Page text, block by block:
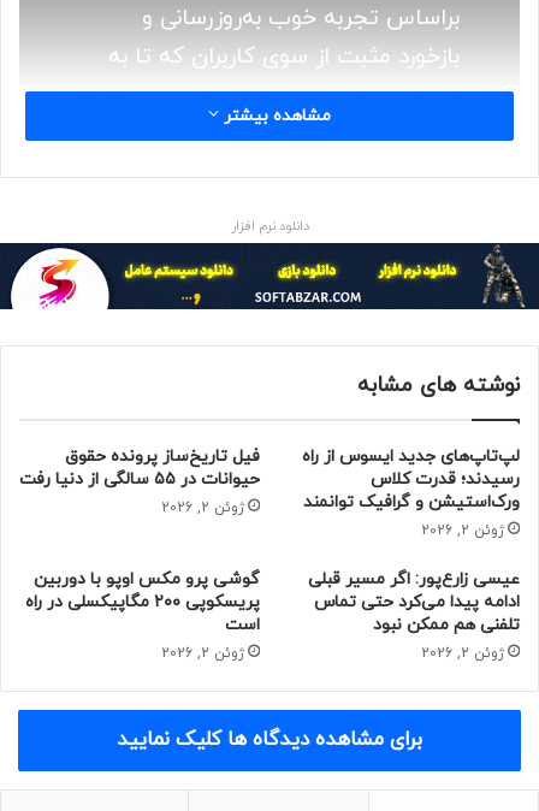
براساس تجربه خوب به‌روزرسانی و
بازخورد مثبت از سوی کاربران که تا به
امروز دیده‌ایم، سرعت عرضه را سریع‌تر از
آنچه قبلاً پیش‌بینی می‌کردیم پیش
خواهیم برد و اکنون ارتقاء ویندوز ۱۱ را
ویندوز ۱۰ واجد شرایط در دسترس قرار
می‌دهیم.
دستگاه‌های واجد شرایط آن‌هایی هستند که بررسی سازگاری
مایکروسافت را پشت سر گذاشته و از ویندوز ۱۰ نسخه ۲۰۰۴
(به‌روزرسانی مه ۲۰۲۰) یا بالاتر استفاده می‌کنند.
مشاهده بیشتر
دانلود نرم افزار
نوشته های مشابه
لپ‌تاپ‌های جدید ایسوس از راه
رسیدند؛ قدرت کلاس
ورک‌استیشن و گرافیک توانمند
ژوئن 2, 2026
فیل تاریخ‌ساز پرونده حقوق
حیوانات در ۵۵ سالگی از دنیا رفت
ژوئن 2, 2026
عیسی زارع‌پور: اگر مسیر قبلی
ادامه پیدا می‌کرد حتی تماس
تلفنی هم ممکن نبود
ژوئن 2, 2026
گوشی پرو مکس اوپو با دوربین
پریسکوپی ۲۰۰ مگاپیکسلی در راه
است
ژوئن 2, 2026
برای مشاهده دیدگاه ها کلیک نمایید